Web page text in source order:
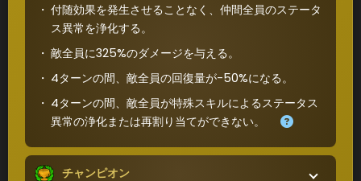
付随効果を発生させることなく、仲間全員のステータ
ス異常を浄化する。
敵全員に325%のダメージを与える。
4ターンの間、敵全員の回復量が-50%になる。
4ターンの間、敵全員が特殊スキルによるステータス
異常の浄化または再割り当てができない。
チャンピオン